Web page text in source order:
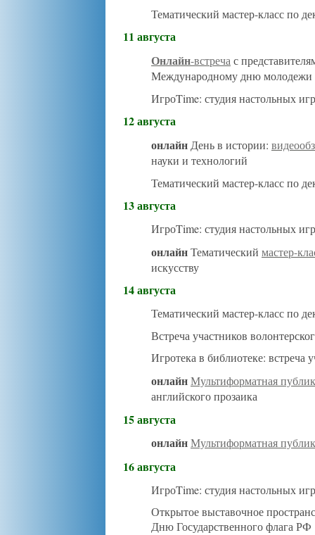
Тематический мастер-класс по
11 августа
Онлайн-встреча с
Международному дню молодежи
ИгроTime: студия настольных игр
12 августа
онлайн День в истории:
науки и технологий
Тематический мастер-класс по
13 августа
ИгроTime: студия настольных игр
онлайнТематический мастер-
искусству
14 августа
Тематический мастер-класс по
Встреча участников
Игротека в библиотеке: встреча
онлайнМультиформатная
английского прозаика
15 августа
онлайнМультиформатная
16 августа
ИгроTime: студия настольных игр
Открытое выставочное
Дню Государственного флага РФ